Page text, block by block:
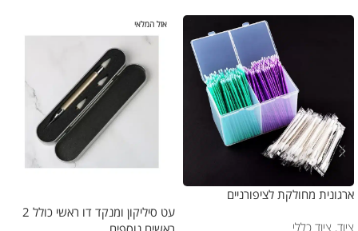
ארגונית מחולקת לציפורניים
ציוד, ציוד כללי
אזל המלאי
עט סיליקון ומנקד דו ראשי כולל 2